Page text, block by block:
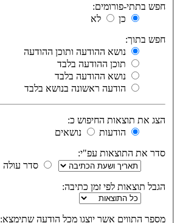
חפש בתתי-פורומים:
כן
לא
חפש בתוך:
נושא ההודעה ותוכן ההודעה
תוכן ההודעה בלבד
נושא ההודעה בלבד
הודעה ראשונה בנושא בלבד
הצג את תוצאות החיפוש כ:
הודעות
נושאים
סדר את התוצאות עפ"י:
סדר עולה
הגבל תוצאות לפי זמן כתיבה:
מספר התווים אשר יוצגו מכל הודעה שתימצא: